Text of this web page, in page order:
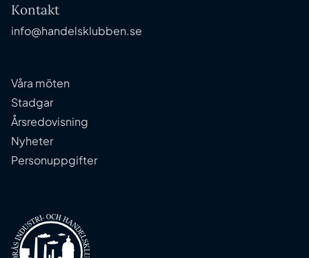
Kontakt
info@handelsklubben.se
Våra möten
Stadgar
Årsredovisning
Nyheter
Personuppgifter